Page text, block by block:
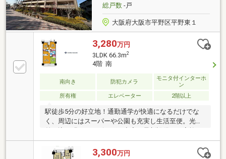
総戸数-戸
大阪府大阪市平野区平野東１
3,280万円
3LDK 66.3m2
4階 南
南向き 防犯カメラ
モニタ付インターホ
ン
所有権
エレベーター 2階以上
駅徒歩5分の好立地！通勤通学が快適になるだけでな
く、周辺にはスーパーや公園も充実し生活至便。光が
笑顔あふれる心地よい暮らしを穏やかに叶えます。
3,300万円